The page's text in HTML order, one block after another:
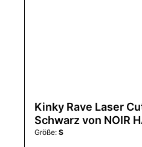
Kinky Rave Laser
Schwarz von NOIR
Clubwear Techno
Größe: S